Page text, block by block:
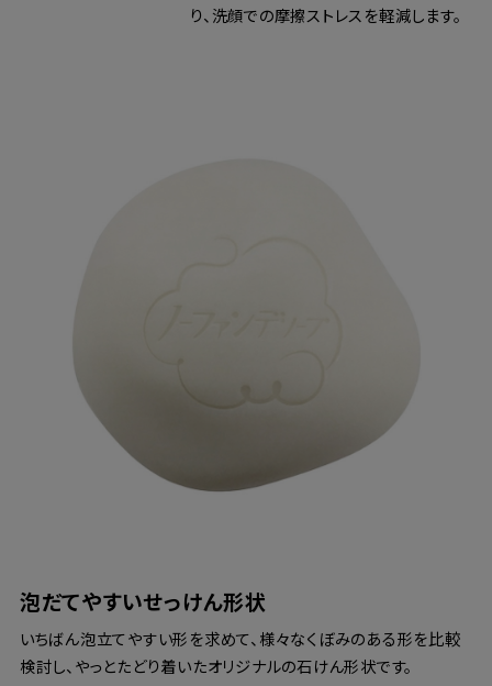
り、洗顔での摩擦ストレスを軽減します。
泡だてやすいせっけん形状
いちばん泡立てやすい形を求めて、様々なくぼみのある形を比較
検討し、やっとたどり着いたオリジナルの石けん形状です。